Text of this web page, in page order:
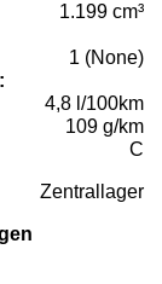
1.199 cm³
1 (None)
4,8 l/100km
109 g/km
C
Zentrallager